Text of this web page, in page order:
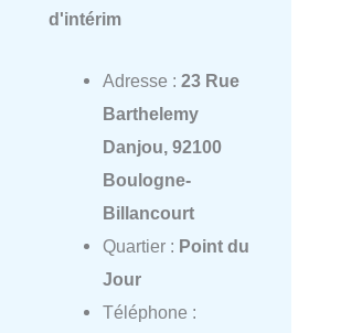
d'intérim
Adresse : 23 Rue
Barthelemy
Danjou, 92100
Boulogne-
Billancourt
Quartier : Point du
Jour
Téléphone :